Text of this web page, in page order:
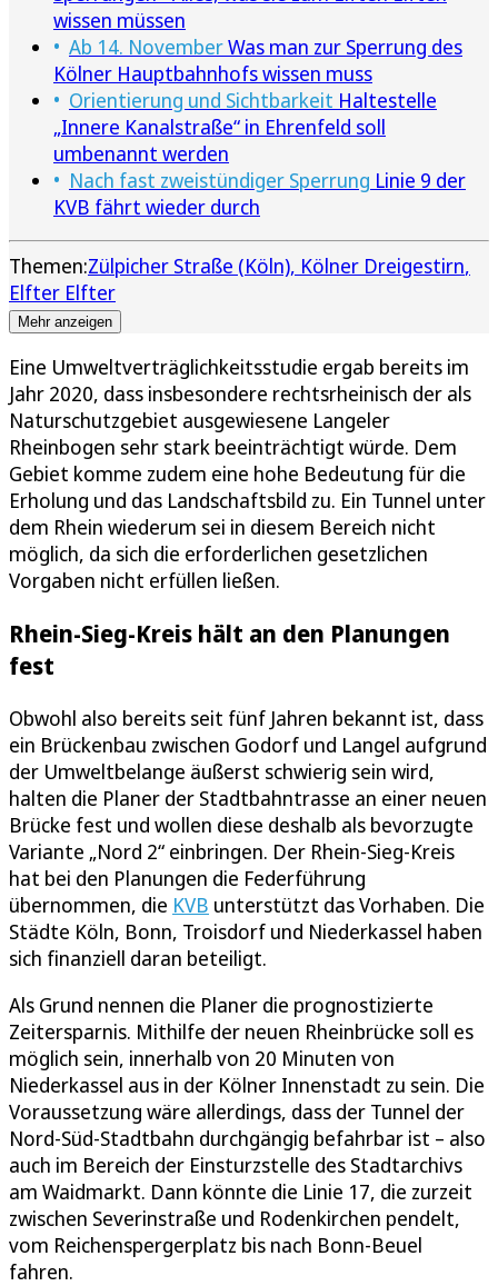
wissen müssen
Ab 14. NovemberWas man zur Sperrung des
Kölner Hauptbahnhofs wissen muss
Orientierung und Sichtbarkeit Haltestelle
„Innere Kanalstraße“ in Ehrenfeld soll
umbenannt werden
Nach fast zweistündiger Sperrung Linie 9 der
KVB fährt wieder durch
Themen:Zülpicher Straße (Köln) Kölner Dreigestirn
Elfter Elfter
Mehr anzeigen
Eine Umweltverträglichkeitsstudie ergab bereits im
Jahr 2020, dass insbesondere rechtsrheinisch der als
Naturschutzgebiet ausgewiesene Langeler
Rheinbogen sehr stark beeinträchtigt würde. Dem
Gebiet komme zudem eine hohe Bedeutung für die
Erholung und das Landschaftsbild zu. Ein Tunnel unter
dem Rhein wiederum sei in diesem Bereich nicht
möglich, da sich die erforderlichen gesetzlichen
Vorgaben nicht erfüllen ließen.
Rhein-Sieg-Kreis hält an den Planungen
fest
Obwohl also bereits seit fünf Jahren bekannt ist, dass
ein Brückenbau zwischen Godorf und Langel aufgrund
der Umweltbelange äußerst schwierig sein wird,
halten die Planer der Stadtbahntrasse an einer neuen
Brücke fest und wollen diese deshalb als bevorzugte
Variante „Nord 2“ einbringen. Der Rhein-Sieg-Kreis
hat bei den Planungen die Federführung
übernommen, die KVB unterstützt das Vorhaben. Die
Städte Köln, Bonn, Troisdorf und Niederkassel haben
sich finanziell daran beteiligt.
Als Grund nennen die Planer die prognostizierte
Zeitersparnis. Mithilfe der neuen Rheinbrücke soll es
möglich sein, innerhalb von 20 Minuten von
Niederkassel aus in der Kölner Innenstadt zu sein. Die
Voraussetzung wäre allerdings, dass der Tunnel der
Nord-Süd-Stadtbahn durchgängig befahrbar ist – also
auch im Bereich der Einsturzstelle des Stadtarchivs
am Waidmarkt. Dann könnte die Linie 17, die zurzeit
zwischen Severinstraße und Rodenkirchen pendelt,
vom Reichenspergerplatz bis nach Bonn-Beuel
fahren.